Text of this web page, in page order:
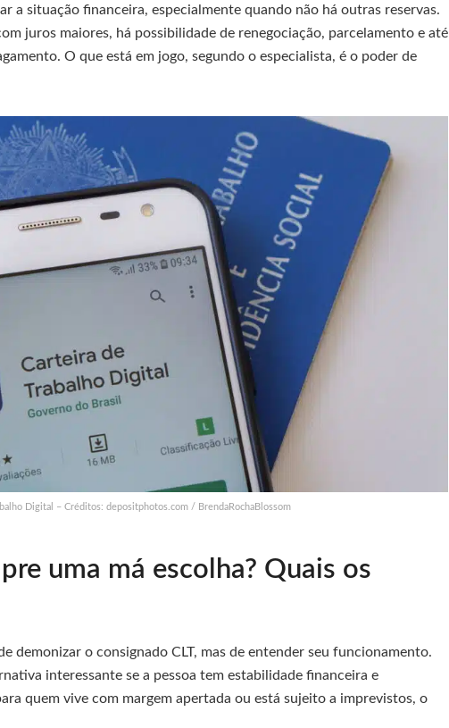
a situação financeira, especialmente quando não há outras reservas.
juros maiores, há possibilidade de renegociação, parcelamento e até
O que está em jogo, segundo o especialista, é o poder de
Digital – Créditos: depositphotos.com / BrendaRochaBlossom
uma má escolha? Quais os
demonizar o consignado CLT, mas de entender seu funcionamento.
interessante se a pessoa tem estabilidade financeira e
quem vive com margem apertada ou está sujeito a imprevistos, o